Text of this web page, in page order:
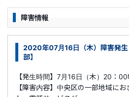
障害情報
2020年07月16日（木）障害発生
部】
【発生時間】7月16日（木）20：00
【障害内容】中央区の一部地域に